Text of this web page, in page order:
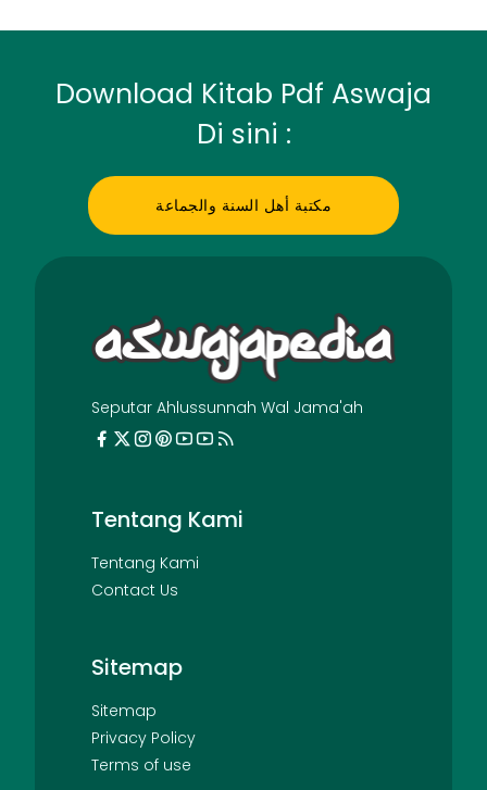
Download Kitab Pdf Aswaja
Di sini :
مكتبة أهل السنة والجماعة
Seputar Ahlussunnah Wal Jama'ah
Tentang Kami
Tentang Kami
Contact Us
Sitemap
Sitemap
Privacy Policy
Terms of use